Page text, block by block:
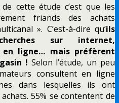
cette étude c’est que les
friands des achats
». C’est-à-dire qu’ils
sur internet,
ligne… mais préfèrent
! Selon l’étude, un peu
consultent en ligne
dans lesquelles ils ont
55% se contentent de